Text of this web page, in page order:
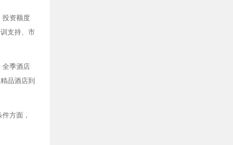
投资额度
支持、市
全季酒店
品酒店到
方面，